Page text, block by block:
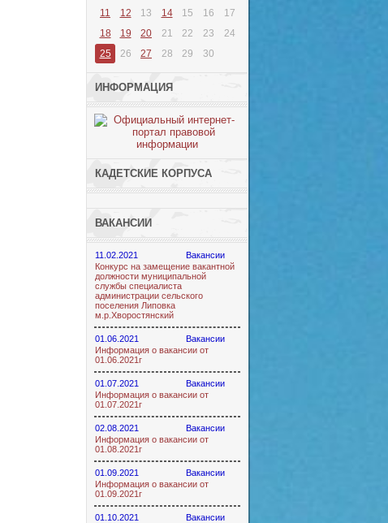
11
12 13 14 15 16
17
18
19 20 21 22 23
24
25
26 27 28 29 30
ИНФОРМАЦИЯ
КАДЕТСКИЕ КОРПУСА
ВАКАНСИИ
11.02.2021
Вакансии
Конкурс на замещение вакантной
должности муниципальной
службы специалиста
администрации сельского
поселения Липовка
м.р.Хворостянский
01.06.2021
Вакансии
Информация о вакансии от
01.06.2021г
01.07.2021
Вакансии
Информация о вакансии от
01.07.2021г
02.08.2021
Вакансии
Информация о вакансии от
01.08.2021г
01.09.2021
Вакансии
Информация о вакансии от
01.09.2021г
01.10.2021
Вакансии